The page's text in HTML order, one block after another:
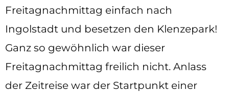
Freitagnachmittag einfach nach
Ingolstadt und besetzen den Klenzepark!
Ganz so gewöhnlich war dieser
Freitagnachmittag freilich nicht. Anlass
der Zeitreise war der Startpunkt einer